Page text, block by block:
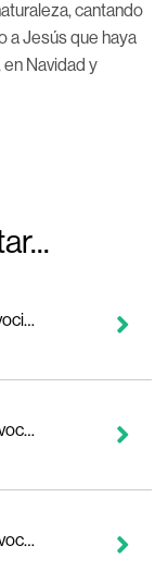
cantando
a Jesús que haya
Navidad y
DÍA 1 - SER HUMANO: Un devocional de 11 días por MOSAIC MSC
DÍA 2 - SER HUMANO: Un devocional de 11 días por MOSAIC MSC
DÍA 3 - SER HUMANO: Un devocional de 11 días por MOSAIC MSC